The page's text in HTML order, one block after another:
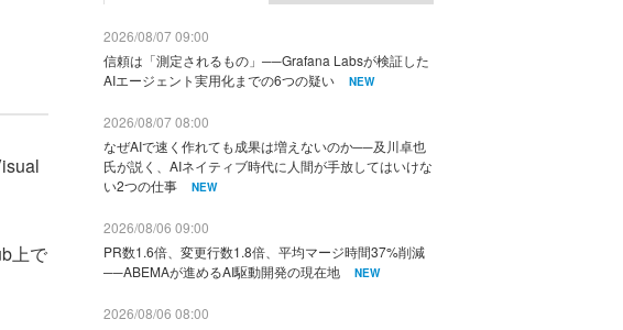
上で
2026/08/07 09:00
信頼は「測定されるもの」──Grafana Labsが検証した
AIエージェント実用化までの6つの疑い
NEW
2026/08/07 08:00
なぜAIで速く作れても成果は増えないのか──及川卓也
氏が説く、AIネイティブ時代に人間が手放してはいけな
い2つの仕事
NEW
2026/08/06 09:00
PR数1.6倍、変更行数1.8倍、平均マージ時間37%削減
──ABEMAが進めるAI駆動開発の現在地
NEW
2026/08/06 08:00